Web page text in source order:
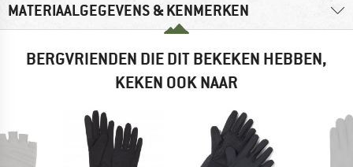
MATERIAALGEGEVENS & KENMERKEN
BERGVRIENDEN DIE DIT BEKEKEN HEBBEN,
KEKEN OOK NAAR